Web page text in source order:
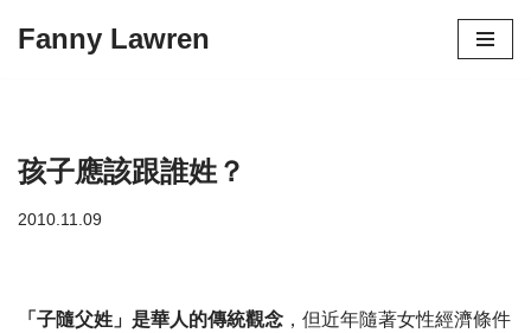
Fanny Lawren
孩子應該跟誰姓？
2010.11.09
「子隨父姓」是華人的傳統觀念 ，但近年隨著女性經濟條件